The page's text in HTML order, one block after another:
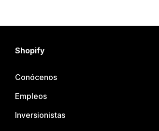
Shopify
Conócenos
Empleos
Inversionistas